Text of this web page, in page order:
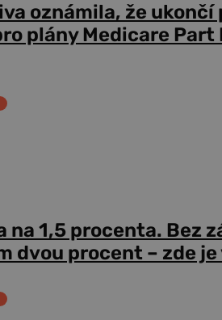
oznámila, že ukončí
plány Medicare Part
na 1,5 procenta. Bez
dvou procent – zde